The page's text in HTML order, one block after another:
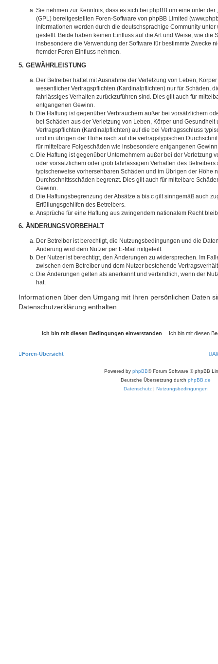
Sie nehmen zur Kenntnis, dass es sich bei phpBB um eine unter der
(GPL) bereitgestellten Foren-Software von phpBB Limited
Informationen werden durch die deutschsprachige Community
gestellt. Beide haben keinen Einfluss auf die Art und Weise, wie die
insbesondere die Verwendung der Software für bestimmte Zwecke
fremder Foren Einfluss nehmen.
5. GEWÄHRLEISTUNG
Der Betreiber haftet mit Ausnahme der Verletzung von Leben,
wesentlicher Vertragspflichten (Kardinalpflichten) nur für Schäden,
fahrlässiges Verhalten zurückzuführen sind. Dies gilt auch für
entgangenen Gewinn.
Die Haftung ist gegenüber Verbrauchern außer bei vorsätzlichem
bei Schäden aus der Verletzung von Leben, Körper und
Vertragspflichten (Kardinalpflichten) auf die bei Vertragsschluss
und im übrigen der Höhe nach auf die vertragstypischen
für mittelbare Folgeschäden wie insbesondere entgangenen
Die Haftung ist gegenüber Unternehmern außer bei der Verletzung
oder vorsätzlichem oder grob fahrlässigem Verhalten des Betreibers
typischerweise vorhersehbaren Schäden und im Übrigen der Höhe
Durchschnittsschäden begrenzt. Dies gilt auch für mittelbare
Gewinn.
Die Haftungsbegrenzung der Absätze a bis c gilt sinngemäß auch
Erfüllungsgehilfen des Betreibers.
Ansprüche für eine Haftung aus zwingendem nationalem Recht
6. ÄNDERUNGSVORBEHALT
Der Betreiber ist berechtigt, die Nutzungsbedingungen und die
Änderung wird dem Nutzer per E-Mail mitgeteilt.
Der Nutzer ist berechtigt, den Änderungen zu widersprechen. Im
zwischen dem Betreiber und dem Nutzer bestehende
Die Änderungen gelten als anerkannt und verbindlich, wenn der
hat.
Informationen über den Umgang mit Ihren persönlichen Daten
Datenschutzerklärung enthalten.
Foren-Übersicht
Powered by phpBB® Forum Software © phpBB
Deutsche Übersetzung durch phpBB.de
Datenschutz | Nutzungsbedingungen